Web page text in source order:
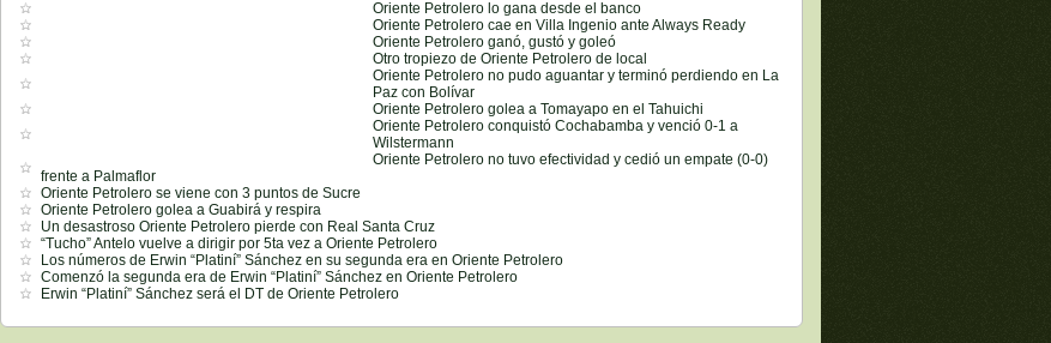
Oriente Petrolero lo gana desde el banco
Oriente Petrolero cae en Villa Ingenio ante Always Ready
Oriente Petrolero ganó, gustó y goleó
Otro tropiezo de Oriente Petrolero de local
Oriente Petrolero no pudo aguantar y terminó perdiendo en La
Paz con Bolívar
Oriente Petrolero golea a Tomayapo en el Tahuichi
Oriente Petrolero conquistó Cochabamba y venció 0-1 a
Wilstermann
Oriente Petrolero no tuvo efectividad y cedió un empate (0-0)
frente a Palmaflor
Oriente Petrolero se viene con 3 puntos de Sucre
Oriente Petrolero golea a Guabirá y respira
Un desastroso Oriente Petrolero pierde con Real Santa Cruz
“Tucho” Antelo vuelve a dirigir por 5ta vez a Oriente Petrolero
Los números de Erwin “Platiní” Sánchez en su segunda era en Oriente Petrolero
Comenzó la segunda era de Erwin “Platiní” Sánchez en Oriente Petrolero
Erwin “Platiní” Sánchez será el DT de Oriente Petrolero